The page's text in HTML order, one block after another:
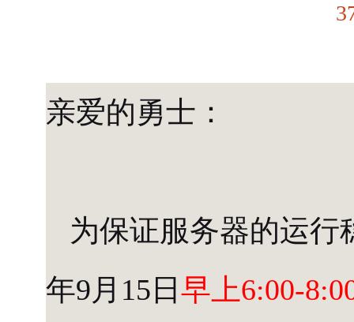
亲爱的勇士：
为保证服务器的运行
年9月15日 早上6:00-